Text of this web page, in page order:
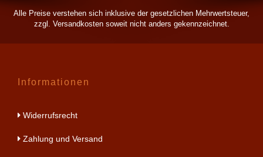
Alle Preise verstehen sich inklusive der gesetzlichen Mehrwertsteuer,
zzgl. Versandkostensoweit nicht anders gekennzeichnet.
Informationen
Widerrufsrecht
Zahlung und Versand